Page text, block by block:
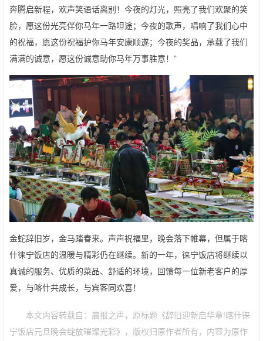
奔腾启新程，欢声笑语话离别！今夜的灯光，照亮了我们欢聚的笑
脸，愿这份光亮伴你马年一路坦途；今夜的歌声，唱响了我们心中
的祝福，愿这份祝福护你马年安康顺遂；今夜的奖品，承载了我们
满满的诚意，愿这份诚意助你马年万事胜意！”
金蛇辞旧岁，金马踏春来。声声祝福里，晚会落下帷幕，但属于喀
什徕宁饭店的温暖与精彩仍在继续。新的一年，徕宁饭店将继续以
真诚的服务、优质的菜品、舒适的环境，回馈每一位新老客户的厚
爱，与喀什共成长，与宾客同欢喜！
本文内容转载自：晨报之声，原标题《辞旧迎新启华章!喀什徕
宁饭店元旦晚会绽放璀璨光彩》，版权归原作者所有，内容为原作